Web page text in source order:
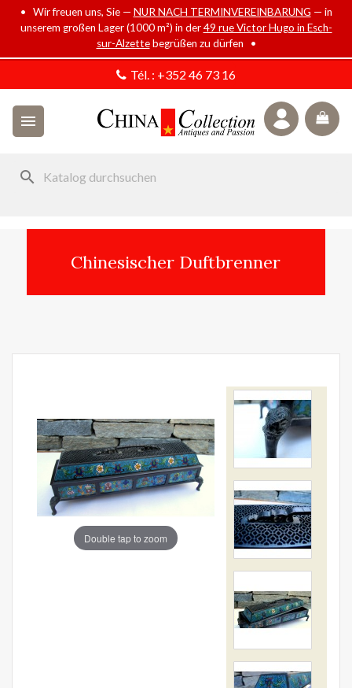
• Wir freuen uns, Sie — NUR NACH TERMINVEREINBARUNG — in
unserem großen Lager (1000 m²) in der49 rue Victor Hugo in Esch-
sur-Alzettebegrüßen zu dürfen •
Tél. : +352 46 73 16

search
Chinesischer Duftbrenner
Double tap to zoom